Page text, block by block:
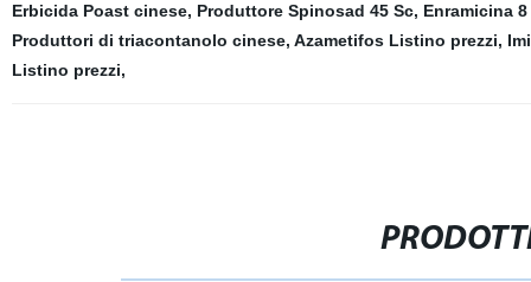
Erbicida Poast cinese, Produttore Spinosad 45 Sc, Enramicina
Produttori di triacontanolo cinese, Azametifos Listino prezzi,
Listino prezzi,